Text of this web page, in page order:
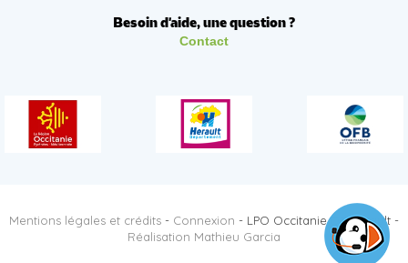
Besoin d'aide, une question ?
Contact
Mentions légales et crédits - Connexion - LPO Occitanie DT Hérault -
Réalisation Mathieu Garcia